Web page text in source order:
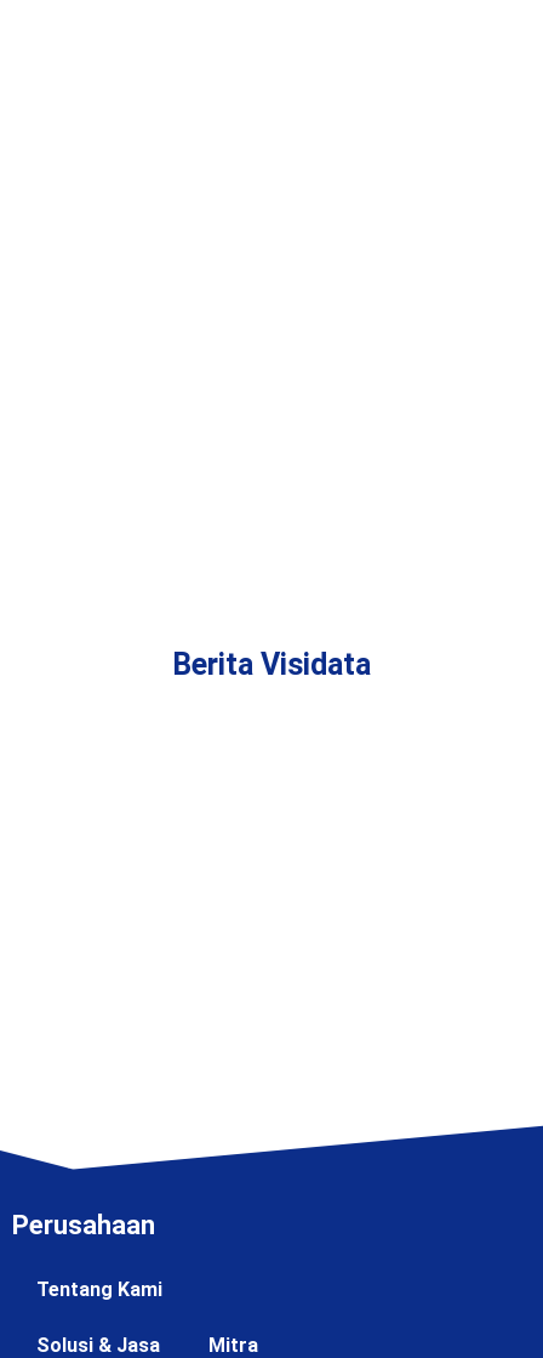
Berita Visidata
Perusahaan
Tentang Kami
Solusi & Jasa Mitra